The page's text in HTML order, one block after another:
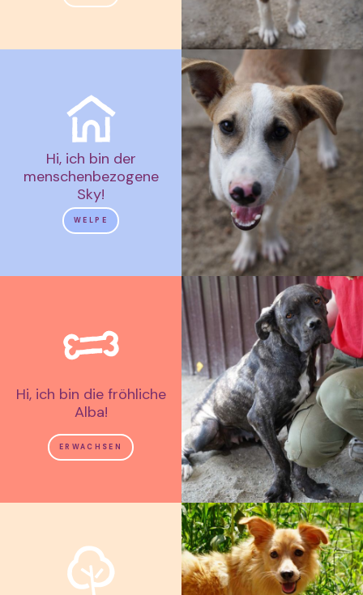
Hi, ich bin der
menschenbezogene
Sky!
WELPE
Hi, ich bin die fröhliche
Alba!
ERWACHSEN